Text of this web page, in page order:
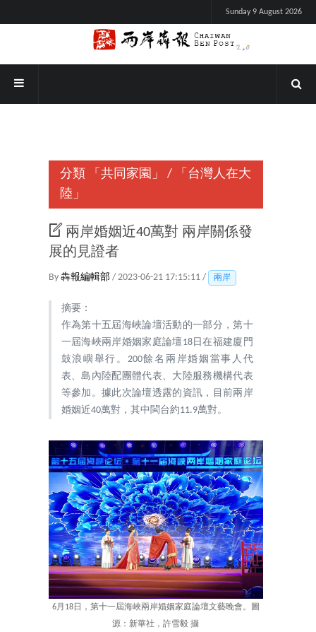
Sunday 9 August 2026
分類 「共同家園」 /
「台灣人在大
陸」
兩岸婚姻近40萬對 兩岸關係發
展的見證者
By 犇報編輯部 / 2023-06-21 17:15:11 / 兩岸
摘要：
作為第十五屆海峽論壇活動的一部分，第十
一屆海峽兩岸婚姻家庭論壇18日在福建廈門
鼓浪嶼舉行。200餘名兩岸婚姻當事人代
表、島內陸配團體代表、大陸服務機構代表
等參加。據此次論壇透露的資訊，目前兩岸
婚姻近40萬對，其中閩台約11.9萬對。
6月18日，第十一屆海峽兩岸婚姻家庭論壇文藝晚會。圖
源：新華社，許雪毅 攝